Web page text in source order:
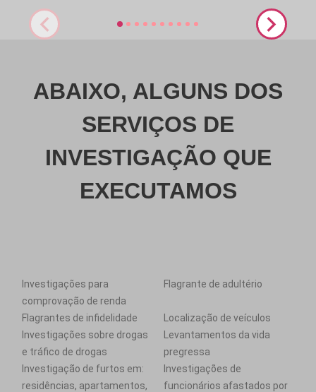
ABAIXO, ALGUNS DOS
SERVIÇOS DE
INVESTIGAÇÃO QUE
EXECUTAMOS
Investigações para
comprovação de renda
Flagrante de adultério
Flagrantes de infidelidade
Localização de veículos
Investigações sobre drogas
e tráfico de drogas
Levantamentos da vida
pregressa
Investigação de furtos em:
residências, apartamentos,
Investigações de
funcionários afastados por